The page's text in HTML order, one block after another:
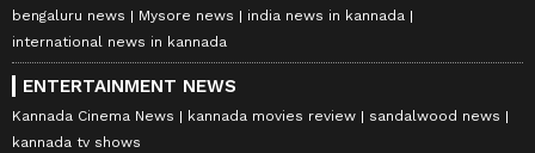
bengaluru news
Mysore news
india news in kannada
international news in kannada
ENTERTAINMENT NEWS
Kannada Cinema News kannada movies review
sandalwood news
kannada tv shows